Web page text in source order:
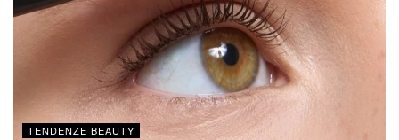
TENDENZE BEAUTY